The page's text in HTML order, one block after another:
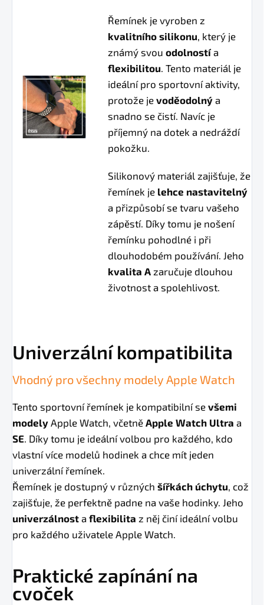
Řemínek je vyroben z
kvalitního silikonu, který je
známý svouodolností a
flexibilitou. Tento materiál je
ideální pro sportovní aktivity,
protože jevoděodolný a
snadno se čistí. Navíc je
příjemný na dotek a nedráždí
pokožku.
Silikonový materiál zajišťuje, že
řemínek je lehce nastavitelný
a přizpůsobí se tvaru vašeho
zápěstí. Díky tomu je nošení
řemínku pohodlné i při
dlouhodobém používání. Jeho
kvalita A zaručuje dlouhou
životnost a spolehlivost.
Univerzální kompatibilita
Vhodný pro všechny modely Apple Watch
Tento sportovní řemínek je kompatibilní se všemi
modely Apple Watch, včetně Apple Watch Ultra a
SE. Díky tomu je ideální volbou pro každého, kdo
vlastní více modelů hodinek a chce mít jeden
univerzální řemínek.
Řemínek je dostupný v různých šířkách úchytu, což
zajišťuje, že perfektně padne na vaše hodinky. Jeho
univerzálnost a flexibilita z něj činí ideální volbu
pro každého uživatele Apple Watch.
Praktické zapínání na
cvoček